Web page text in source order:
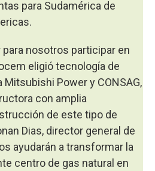
para Sudamérica de
para nosotros participar en
eligió tecnología de
Mitsubishi Power y CONSAG,
con amplia
de este tipo de
Dias, director general de
ayudarán a transformar la
centro de gas natural en